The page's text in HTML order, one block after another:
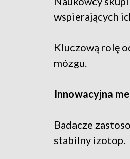
wspierających
Kluczową rolę
mózgu.
Innowacyjna
Badacze
stabilny izotop.